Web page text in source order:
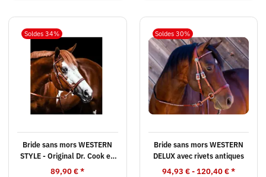
Soldes 34%
Bride sans mors WESTERN
STYLE - Original Dr. Cook en
trois couleurs
89,90 €*
Soldes 30%
Bride sans mors WESTERN
DELUX avec rivets antiques
94,93 € -120,40 €*